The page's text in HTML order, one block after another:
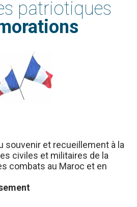
patriotiques
souvenir et recueillement à la
civiles et militaires de la
combats au Maroc et en